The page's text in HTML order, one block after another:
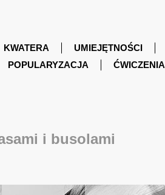
KWATERA UMIEJĘTNOŚCI
POPULARYZACJA ĆWICZENIA
i busolami